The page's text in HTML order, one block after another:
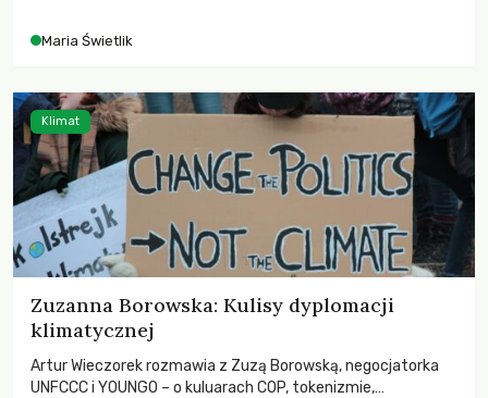
Maria Świetlik
Zuzanna Borowska: Kulisy dyplomacji
klimatycznej
Artur Wieczorek rozmawia z Zuzą Borowską, negocjatorka
UNFCCC i YOUNGO – o kuluarach COP, tokenizmie,
Klimat